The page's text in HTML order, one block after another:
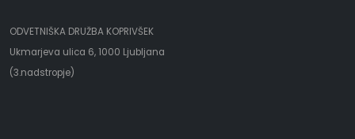
ODVETNIŠKA DRUŽBA KOPRIVŠEK
Ukmarjeva ulica 6, 1000 Ljubljana
(3.nadstropje)